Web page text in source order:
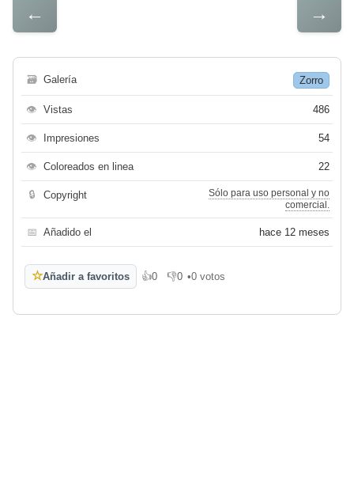
← →
🗃 Galería Zorro
👁 Vistas 486
👁 Impresiones 54
👁 Coloreados en linea 22
🔒 Copyright
Sólo para uso personal y no
comercial.
📅 Añadido el hace 12 meses
☆Añadir a favoritos 👍0
Me gusta
👎0
No me gusta
•0 votos